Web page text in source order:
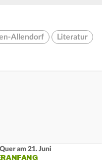
Allendorf Literatur
am 21. Juni